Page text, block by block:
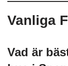
Vanliga
Vad är